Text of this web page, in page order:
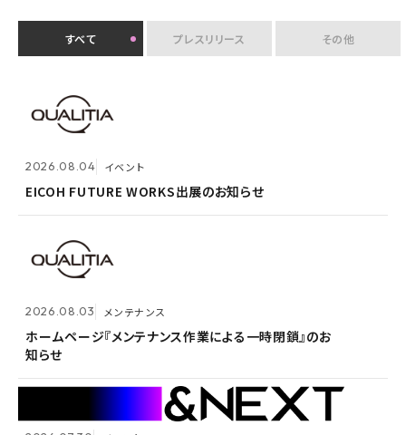
すべて プレスリリース その他
2026.08.04 イベント
EICOH FUTURE WORKS出展のお知らせ
2026.08.03 メンテナンス
ホームページ『メンテナンス作業による一時閉鎖』のお
知らせ
2026.07.30
クオリティアユーザー会『&NEXT』を9月4日に初開
催 〜リアルな交流を通じて、経営理念「つなげる・つな
がる想いを未来へつなぐ」を体現〜
Active! gate SS、SaaS型メール誤送信防止市場でシ
ェア1位を3年連続獲得
2026.08.03 メンテナンス
ホームページ『メンテナンス作業による一時閉鎖』のお
2026.05.14 メンテナンス
ホームページ『メンテナンス作業による一時閉鎖』のお